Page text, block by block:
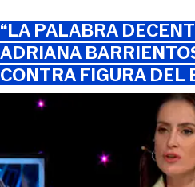
“LA PALABRA
ADRIANA
CONTRA FIGURA DEL